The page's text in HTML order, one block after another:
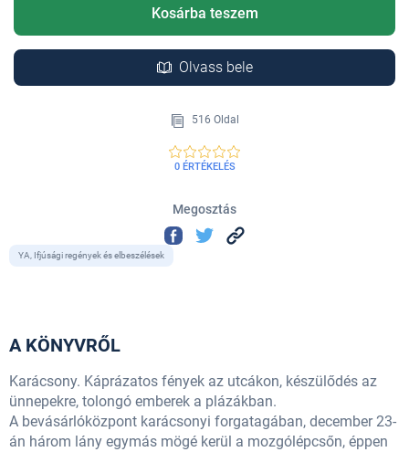
Kosárba teszem
Olvass bele
516 Oldal
0 ÉRTÉKELÉS
Megosztás
YA, Ifjúsági regények és elbeszélések
A KÖNYVRŐL
Karácsony. Káprázatos fények az utcákon, készülődés az
ünnepekre, tolongó emberek a plázákban.
A bevásárlóközpont karácsonyi forgatagában, december 23-
án három lány egymás mögé kerül a mozgólépcsőn, éppen